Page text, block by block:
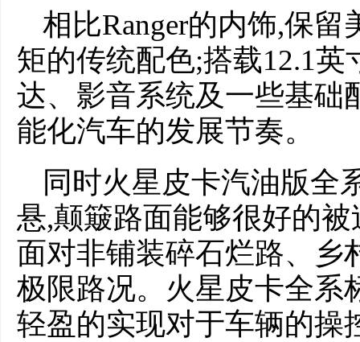
相比Ranger的内饰,保
矩的传统配色;搭载12.1
达、影音系统及一些基础
能化汽车的发展节奏。
同时火星皮卡汽油版全
悬,颠簸路面能够很好的
面对非铺装碎石烂路、乡
极限路况。火星皮卡全系
轻盈的实现对于车辆的操